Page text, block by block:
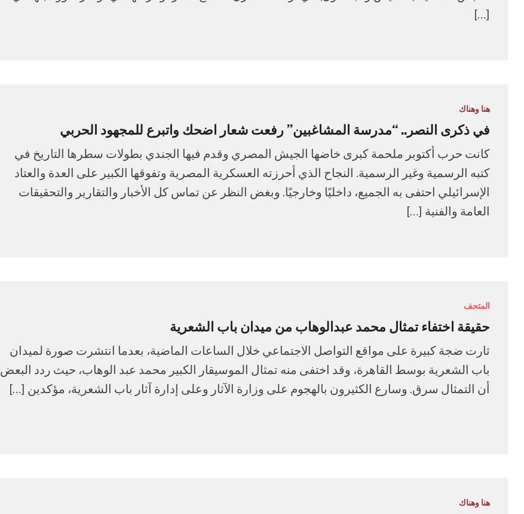
[…]
هنا وهناك
في ذكرى النصر.. “مدرسة المشاغبين” رفعت شعار اضحك واتبرع للمجهود الحربي
كانت حرب أكتوبر ملحمة كبرى خاضها الجيش المصري وقدم فيها الجندي بطولات سطرها التاريخ في
كتبه الرسمية وغير الرسمية. النجاح الذي أحرزته العسكرية المصرية وتفوقها الكبير على العدة والعتاد
الإسرائيلي احتفى به الجميع، داخليًا وخارجيًا. وبغض النظر عن تماس كل الأخبار والتقارير والتحقيقات
العامة والفنية […]
المتحف
حقيقة اختفاء تمثال محمد عبدالوهاب من ميدان باب الشعرية
ثارت ضجة كبيرة على مواقع التواصل الاجتماعي خلال الساعات الماضية، بعدما انتشرت صورة لميدان
باب الشعرية بوسط القاهرة، وقد اختفى منه تمثال الموسيقار الكبير محمد عبد الوهاب، حيث ردد البعض
أن التمثال سرق. وسارع الكثيرون بالهجوم على وزارة الآثار وعلى إدارة آثار باب الشعرية، مؤكدين […]
هنا وهناك